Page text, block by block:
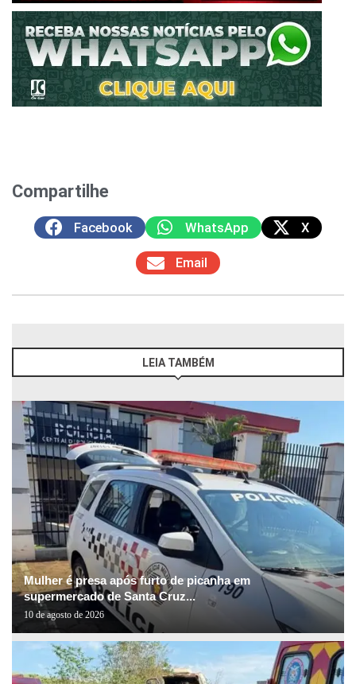
Compartilhe
Facebook WhatsApp X
Email
LEIA TAMBÉM
Mulher é presa após furto de picanha em
supermercado de Santa Cruz...
10 de agosto de 2026